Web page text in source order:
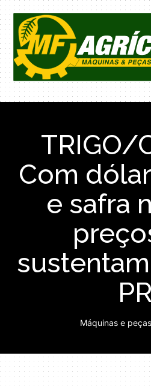
HOME
PRODUTOS
CONTATO
(66) 99671-0101
TRIGO/
Com
e safra
PR
Máquinas e